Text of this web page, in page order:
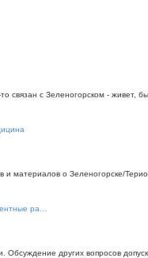
связан с Зеленогорском - живет,
и материалов о Зеленогорске/
ра…
других вопросов